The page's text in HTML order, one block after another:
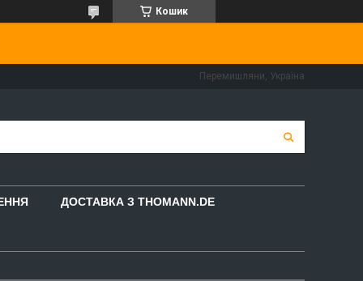
Кошик
Перемишляни, Україна
ДОСТАВКА З THOMANN.DE